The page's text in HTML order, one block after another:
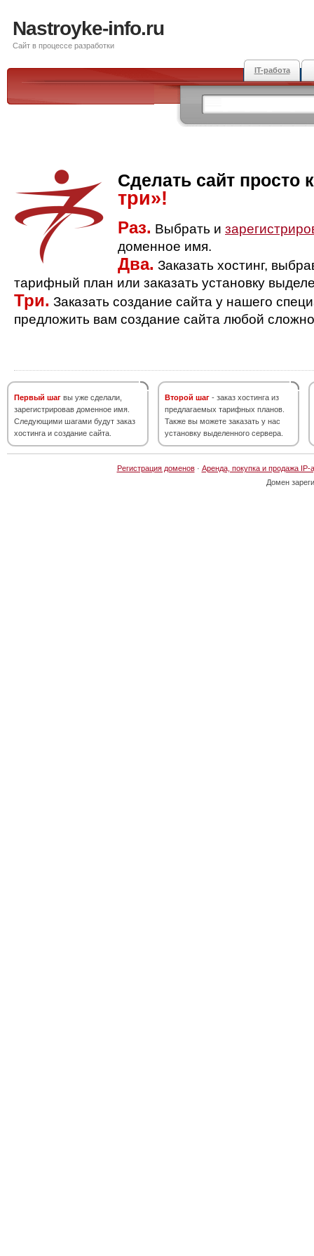
Nastroyke-info.ru
Сайт в процессе разработки
IT-работа
Сделать сайт просто
три»!
Раз. Выбрать и
доменное имя.
Два. Заказать хостинг,
тарифный план или заказать установку
Три. Заказать создание сайта у нашего
предложить вам создание сайта любой
Первый шаг вы уже сделали,
зарегистрировав доменное имя.
Следующими шагами будут заказ
хостинга и создание сайта.
Второй шаг - заказ хостинга из
предлагаемых тарифных планов.
Также вы можете заказать у нас
установку выделенного сервера.
Регистрация доменов· Аренда, покупка и продажа IP-
Домен